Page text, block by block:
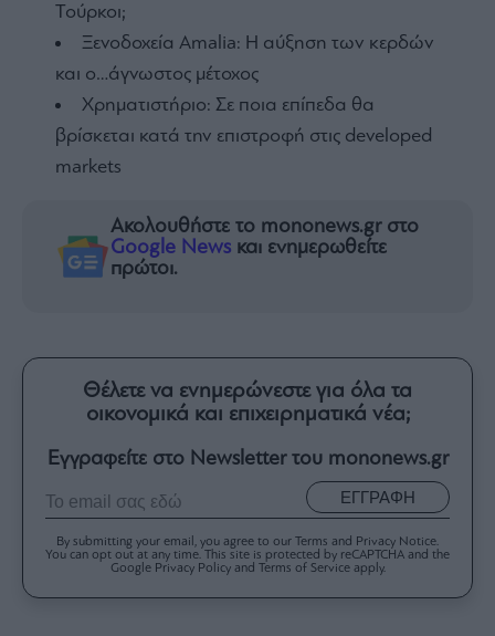
Τούρκοι;
Ξενοδοχεία Amalia: H αύξηση των κερδών
και ο…άγνωστος μέτοχος
Χρηματιστήριο: Σε ποια επίπεδα θα
βρίσκεται κατά την επιστροφή στις developed
markets
Ακολουθήστε το mononews.gr στο
Google News και ενημερωθείτε
πρώτοι.
Θέλετε να ενημερώνεστε για όλα τα
οικονομικά και επιχειρηματικά νέα;
Εγγραφείτε στο Newsletter του mononews.gr
ΕΓΓΡΑΦΗ
By submitting your email, you agree to our Terms and Privacy Notice.
You can opt out at any time. This site is protected by reCAPTCHA and the
Google Privacy Policy and Terms of Service apply.